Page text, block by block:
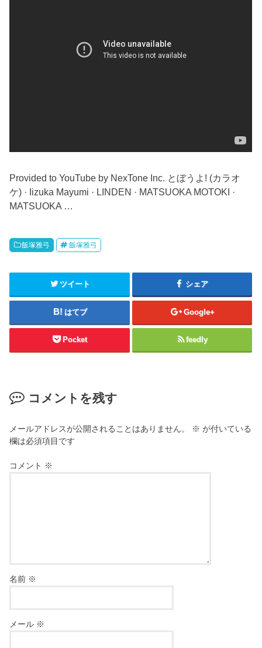
Provided to YouTube by NexTone Inc. とぼうよ! (カラオ
ケ) · Iizuka Mayumi · LINDEN · MATSUOKA MOTOKI ·
MATSUOKA …
飯塚雅弓 飯塚雅弓
ツイート シェア
はてブ Google+
Pocket feedly
コメントを残す
メールアドレスが公開されることはありません。 ※ が付いている
欄は必須項目です
コメント ※
名前 ※
メール ※